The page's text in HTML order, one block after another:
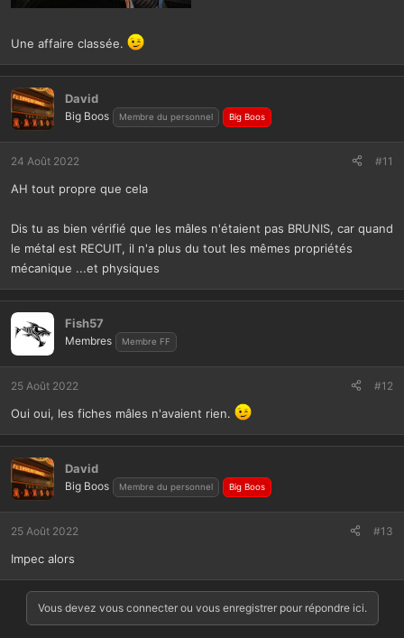
Une affaire classée.
David
Big Boos Membre du personnel Big Boos
24 Août 2022 #11
AH tout propre que cela
Dis tu as bien vérifié que les mâles n'étaient pas BRUNIS, car quand
le métal est RECUIT, il n'a plus du tout les mêmes propriétés
mécanique ...et physiques
Fish57
Membres Membre FF
25 Août 2022 #12
Oui oui, les fiches mâles n'avaient rien.
David
Big Boos Membre du personnel Big Boos
25 Août 2022 #13
Impec alors
Vous devez vous connecter ou vous enregistrer pour répondre ici.